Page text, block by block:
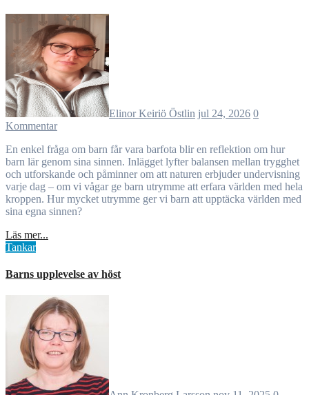
Elinor Keiriö Östlin jul 24, 2026 0
Kommentar
En enkel fråga om barn får vara barfota blir en reflektion om hur
barn lär genom sina sinnen. Inlägget lyfter balansen mellan trygghet
och utforskande och påminner om att naturen erbjuder undervisning
varje dag – om vi vågar ge barn utrymme att erfara världen med hela
kroppen. Hur mycket utrymme ger vi barn att upptäcka världen med
sina egna sinnen?
Läs mer...
Tankar
Barns upplevelse av höst